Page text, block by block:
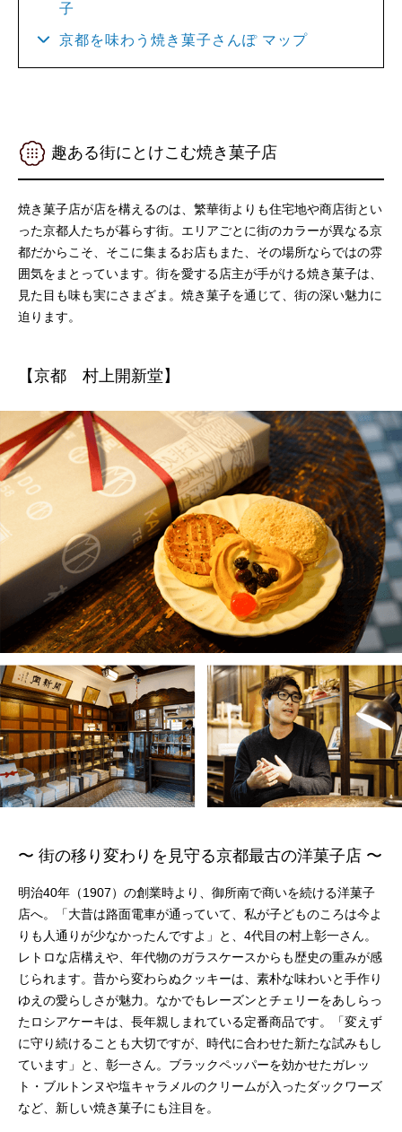
子
京都を味わう焼き菓子さんぽ マップ
趣ある街にとけこむ焼き菓子店
焼き菓子店が店を構えるのは、繁華街よりも住宅地や商店街とい
った京都人たちが暮らす街。エリアごとに街のカラーが異なる京
都だからこそ、そこに集まるお店もまた、その場所ならではの雰
囲気をまとっています。街を愛する店主が手がける焼き菓子は、
見た目も味も実にさまざま。焼き菓子を通じて、街の深い魅力に
迫ります。
【京都 村上開新堂】
〜 街の移り変わりを見守る京都最古の洋菓子店 〜
明治40年（1907）の創業時より、御所南で商いを続ける洋菓子
店へ。「大昔は路面電車が通っていて、私が子どものころは今よ
りも人通りが少なかったんですよ」と、4代目の村上彰一さん。
レトロな店構えや、年代物のガラスケースからも歴史の重みが感
じられます。昔から変わらぬクッキーは、素朴な味わいと手作り
ゆえの愛らしさが魅力。なかでもレーズンとチェリーをあしらっ
たロシアケーキは、長年親しまれている定番商品です。「変えず
に守り続けることも大切ですが、時代に合わせた新たな試みもし
ています」と、彰一さん。ブラックペッパーを効かせたガレッ
ト・ブルトンヌや塩キャラメルのクリームが入ったダックワーズ
など、新しい焼き菓子にも注目を。